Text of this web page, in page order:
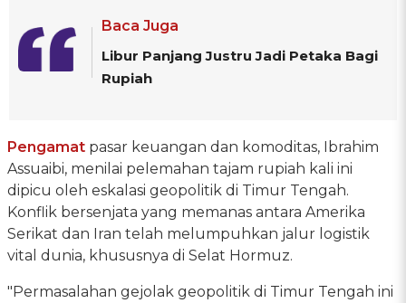
Baca Juga
Libur Panjang Justru Jadi Petaka Bagi
Rupiah
Pengamat pasar keuangan dan komoditas, Ibrahim
Assuaibi, menilai pelemahan tajam rupiah kali ini
dipicu oleh eskalasi geopolitik di Timur Tengah.
Konflik bersenjata yang memanas antara Amerika
Serikat dan Iran telah melumpuhkan jalur logistik
vital dunia, khususnya di Selat Hormuz.
"Permasalahan gejolak geopolitik di Timur Tengah ini